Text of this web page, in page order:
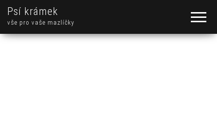
Psí krámek
vše pro vaše mazlíčky